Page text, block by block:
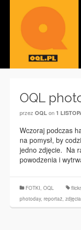
OQL
przez OQL on 1
Wczoraj podczas
na pomysł, by
jedno zdjęcie. Na
powodzenia i
FOTKI, OQL flickr,
photoday, reportaż, zdjęcia